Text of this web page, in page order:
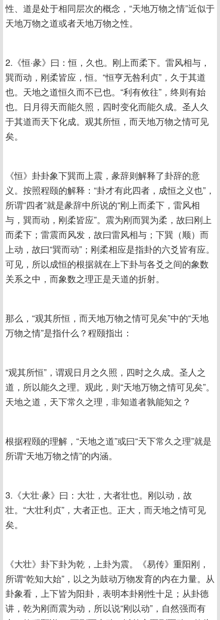
性、道是处于相同层次的概念，“天地万物之情”近似于
天地万物之道或者天地万物之性。
2.《恒·彖》曰：恒，久也。刚上而柔下。雷风相与，
巽而动，刚柔皆应，恒。“恒亨无咎利贞”，久于其道
也。天地之道恒久而不已也。“利有攸往”，终则有始
也。日月得天而能久照，四时变化而能久成。圣人久
于其道而天下化成。观其所恒，而天地万物之情可见
矣。
《恒》卦卦象下巽而上震，彖辞则解释了卦辞的意
义。按照程颐的解释：“卦才有此四者，成恒之义也”，
所谓“四者”就是彖辞中所说的“刚上而柔下，雷风相
与，巽而动，刚柔皆应”。震为刚而巽为柔，故曰刚上
而柔下；雷震而风发，故曰雷风相与；下巽（顺）而
上动，故曰“巽而动”；刚柔相应是指卦的六爻皆有应。
可见，所以成恒的根据就在上下卦与各爻之间的象数
关系之中，而象数之理正是天道的折射。
那么，“观其所恒，而天地万物之情可见矣”中的“天地
万物之情”是指什么？程颐指出：
“观其所恒”，谓观日月之久照，四时之久成。圣人之
道，所以能久之理。观此，则“天地万物之情可见矣”。
天地之道，天下常久之理，非知道者孰能知之？
根据程颐的理解，“天地之道”或曰“天下常久之理”就是
所谓“天地万物之情”的内涵。
3.《大壮·彖》曰：大壮，大者壮也。刚以动，故
壮。“大壮利贞”，大者正也。正大，而天地之情可见
矣。
《大壮》卦下卦为乾，上卦为震。《易传》重阳刚，
所谓“乾知大始”，以之为鼓动万物发育的内在力量。从
卦象看，上下皆为阳卦，表明本卦刚性十足；从卦德
讲，乾为刚而震为动，所以说“刚以动”，自然强而有